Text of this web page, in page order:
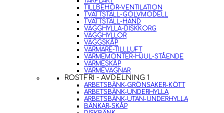
TILLBEHÖR-VENTILATION
TVÄTTSTÄLL-GOLVMODELL
TVÄTTSTÄLL-HAND
VÄGGHYLLA-DISKKORG
VÄGGHYLLOR
VÄGGSKÅP
VÄRMARE-TILLLUFT
VÄRMEMONTER-HJUL-STÅENDE
VÄRMESKÅP
VÄRMEVAGNAR
ROSTFRI - AVDELNING 1
ARBETSBÄNK-GRÖNSAKER-KÖTT
ARBETSBÄNK-UNDERHYLLA
ARBETSBÄNK-UTAN-UNDERHYLLA
BÄNKAR-SKÅP